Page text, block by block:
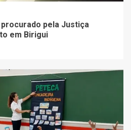
pela Justiça
em Birigui